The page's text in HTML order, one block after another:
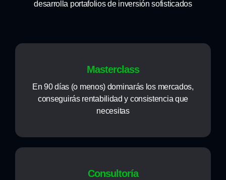
desarrolla portafolios de inversión sofisticados
Masterclass
En 90 días (o menos) dominarás los mercados,
conseguirás rentabilidad y consistencia que
necesitas
Consultoría